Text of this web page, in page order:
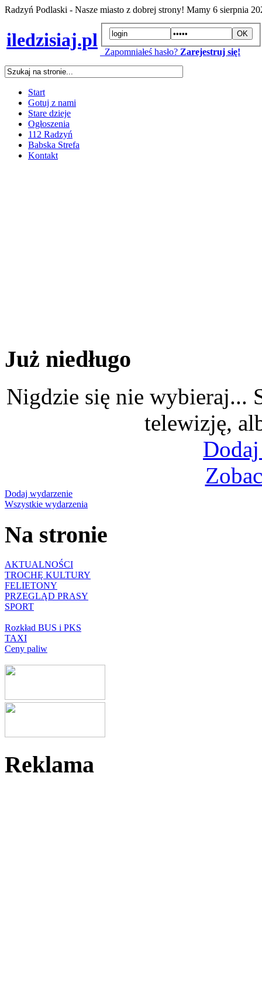
Radzyń Podlaski - Nasze miasto z dobrej strony! Mamy 6 sierpnia
iledzisiaj.pl
Zapomniałeś hasło? Zarejestruj się!
Start
Gotuj z nami
Stare dzieje
Ogłoszenia
112 Radzyń
Babska Strefa
Kontakt
Już niedługo
Nigdzie się nie wybieraj...
telewizję,
Dodaj wydarzenie
Wszystkie wydarzenia
Na stronie
AKTUALNOŚCI
TROCHĘ KULTURY
FELIETONY
PRZEGLĄD PRASY
SPORT
Rozkład BUS i PKS
TAXI
Ceny paliw
Reklama